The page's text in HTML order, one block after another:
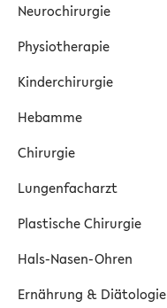
Neurochirurgie
Physiotherapie
Kinderchirurgie
Hebamme
Chirurgie
Lungenfacharzt
Plastische Chirurgie
Hals-Nasen-Ohren
Ernährung & Diätologie